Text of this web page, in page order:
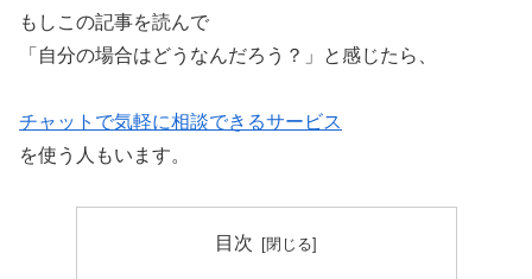
もしこの記事を読んで
「自分の場合はどうなんだろう？」と感じたら、
チャットで気軽に相談できるサービス
を使う人もいます。
目次